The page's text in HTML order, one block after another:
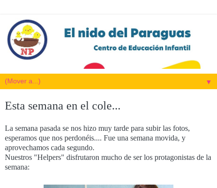
▼
Esta semana en el cole...
La semana pasada se nos hizo muy tarde para subir las fotos,
esperamos que nos perdonéis.... Fue una semana movida, y
aprovechamos cada segundo.
Nuestros "Helpers" disfrutaron mucho de ser los protagonistas de la
semana: